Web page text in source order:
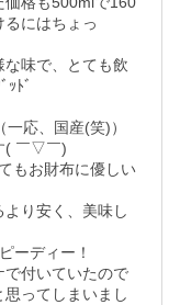
にはちょっ
味で、とても飲
ｯﾄﾞ
応、国産(笑)）
( ￣▽￣)
もお財布に優しい
り安く、美味し
ーディー！
で付いていたので
思ってしまいまし